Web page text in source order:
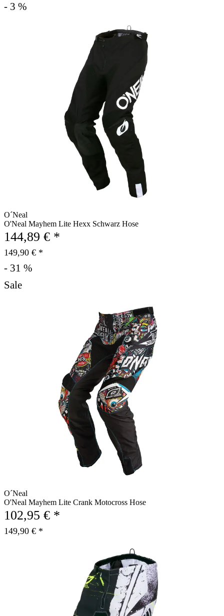
- 3 %
O´Neal
O'Neal Mayhem Lite Hexx Schwarz Hose
144,89 € *
149,90 € *
- 31 %
Sale
O´Neal
O'Neal Mayhem Lite Crank Motocross Hose
102,95 € *
149,90 € *